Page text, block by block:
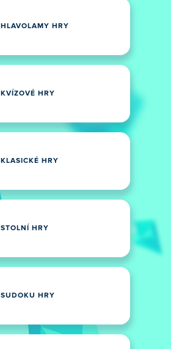
HLAVOLAMY HRY
KVÍZOVÉ HRY
KLASICKÉ HRY
STOLNÍ HRY
SUDOKU HRY